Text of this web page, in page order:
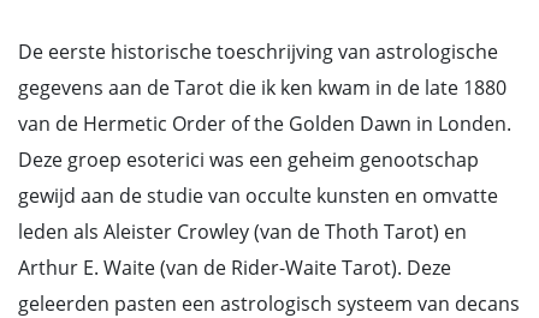
De eerste historische toeschrijving van astrologische
gegevens aan de Tarot die ik ken kwam in de late 1880
van de Hermetic Order of the Golden Dawn in Londen.
Deze groep esoterici was een geheim genootschap
gewijd aan de studie van occulte kunsten en omvatte
leden als Aleister Crowley (van de Thoth Tarot) en
Arthur E. Waite (van de Rider-Waite Tarot). Deze
geleerden pasten een astrologisch systeem van decans